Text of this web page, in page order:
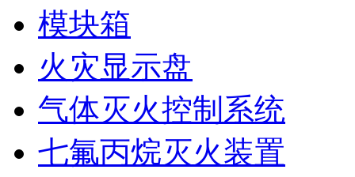
模块箱
火灾显示盘
气体灭火控制系统
七氟丙烷灭火装置